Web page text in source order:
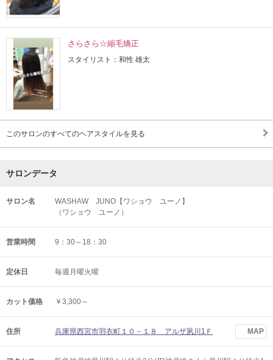
さらさら☆縮毛矯正
スタイリスト：和性 雄太
このサロンのすべてのヘアスタイルを見る
サロンデータ
サロン名
WASHAW JUNO【ワショウ ユーノ】
（ワショウ ユーノ）
営業時間 9：30～18：30
定休日 毎週月曜火曜
カット価格 ￥3,300～
住所 兵庫県西宮市羽衣町１０－１８ アルザ夙川1Ｆ MAP